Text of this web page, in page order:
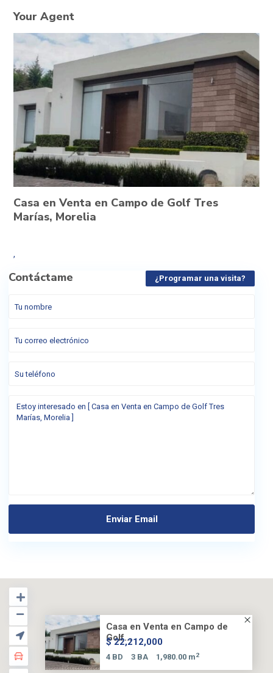
Your Agent
Casa en Venta en Campo de Golf Tres
Marías, Morelia
,
Contáctame ¿Programar una visita?
Casa en Venta en Campo de
Golf...
$ 22,212,000
4 BD 3 BA 1,980.00 m2